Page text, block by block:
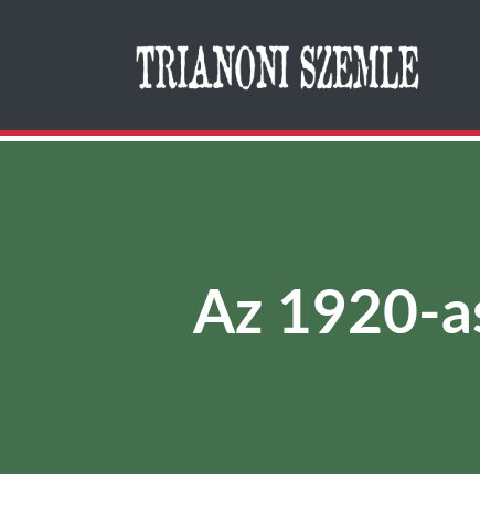
Az 1920-